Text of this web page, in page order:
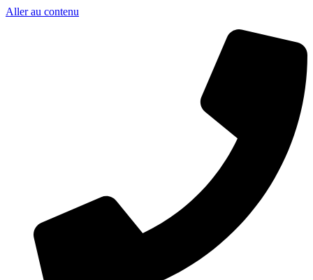
Aller au contenu